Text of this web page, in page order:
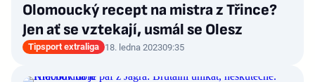
Olomoucký recept na mistra z Třince?
Jen ať se vztekají, usmál se Olesz
Tipsport extraliga 18. ledna 202309:35